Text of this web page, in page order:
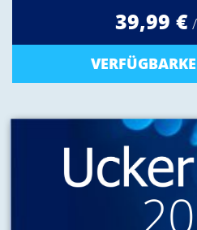
39,99 €